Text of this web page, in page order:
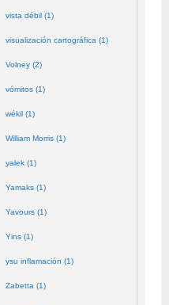
vista débil (1)
visualización cartográfica (1)
Volney (2)
vómitos (1)
wékil (1)
William Morris (1)
yalek (1)
Yamaks (1)
Yavours (1)
Yins (1)
ysu inflamación (1)
Zabetta (1)